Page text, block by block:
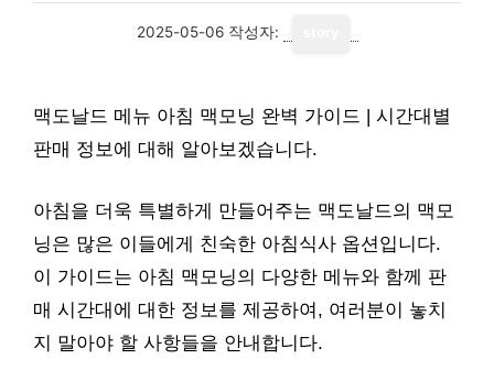
2025-05-06 작성자:
맥도날드 메뉴 아침 맥모닝 완벽 가이드 | 시간대별
판매 정보에 대해 알아보겠습니다.
아침을 더욱 특별하게 만들어주는 맥도날드의 맥모
닝은 많은 이들에게 친숙한 아침식사 옵션입니다.
이 가이드는 아침 맥모닝의 다양한 메뉴와 함께 판
매 시간대에 대한 정보를 제공하여, 여러분이 놓치
지 말아야 할 사항들을 안내합니다.